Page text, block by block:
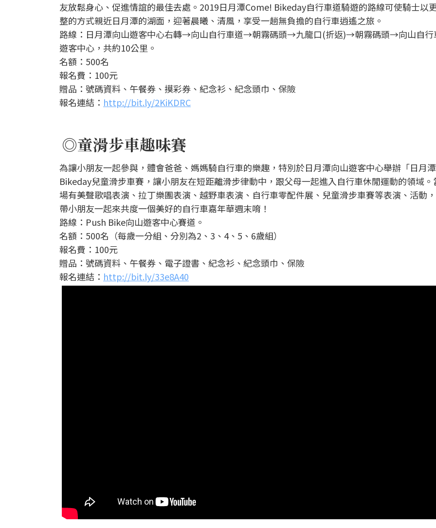
友放鬆身心、促進情誼的最佳去處。2019日月潭Come! Bikeday自行車道騎遊的路線可使騎士以
整的方式親近日月潭的湖面，迎著晨曦、清風，享受一趟無負擔的自行車逍遙之旅。
路線：日月潭向山遊客中心右轉→向山自行車道→朝霧碼頭→九龍口(折返)→朝霧碼頭→向山自
遊客中心，共約10公里。
名額：500名
報名費：100元
贈品：號碼資料、午餐券、摸彩券、紀念衫、紀念頭巾、保險
報名連結： http://bit.ly/2KiKDRC
◎童滑步車趣味賽
為讓小朋友一起參與，體會爸爸、媽媽騎自行車的樂趣，特別於日月潭向山遊客中心舉辦「日月
Bikeday兒童滑步車賽，讓小朋友在短距離滑步律動中，跟父母一起進入自行車休閒運動的領域
場有美聲歌唱表演、拉丁樂團表演、越野車表演、自行車零配件展、兒童滑步車賽等表演、活動
帶小朋友一起來共度一個美好的自行車嘉年華週末唷！
路線：Push Bike向山遊客中心賽道。
名額：500名（每歲一分組、分別為2、3、4、5、6歲組）
報名費：100元
贈品：號碼資料、午餐券、電子證書、紀念衫、紀念頭巾、保險
報名連結： http://bit.ly/33e8A40